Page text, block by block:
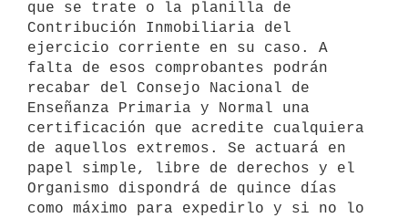
que se trate o la planilla de
Contribución Inmobiliaria del
ejercicio corriente en su caso. A
falta de esos comprobantes podrán
recabar del Consejo Nacional de
Enseñanza Primaria y Normal una
certificación que acredite cualquiera
de aquellos extremos. Se actuará en
papel simple, libre de derechos y el
Organismo dispondrá de quince días
como máximo para expedirlo y si no lo